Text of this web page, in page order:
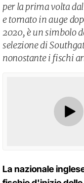
per la prima volta
e tornato in auge
2020, è un simbolo
selezione di
nonostante i fischi
La nazionale